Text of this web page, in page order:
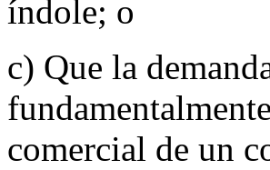
índole; o
c) Que la
comercial de un